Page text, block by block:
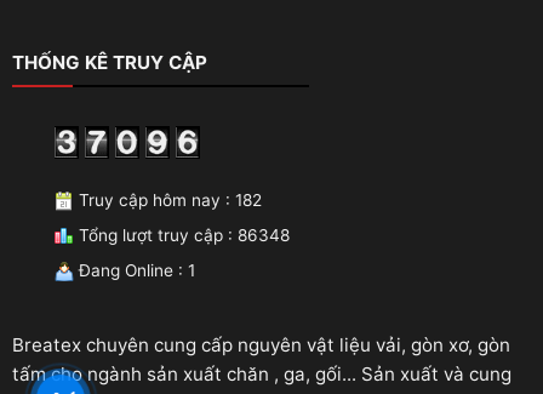
THỐNG KÊ TRUY CẬP
Truy cập hôm nay : 182
Tổng lượt truy cập : 86348
Đang Online : 1
Breatex chuyên cung cấp nguyên vật liệu vải, gòn xơ, gòn
tấm cho ngành sản xuất chăn , ga, gối... Sản xuất và cung